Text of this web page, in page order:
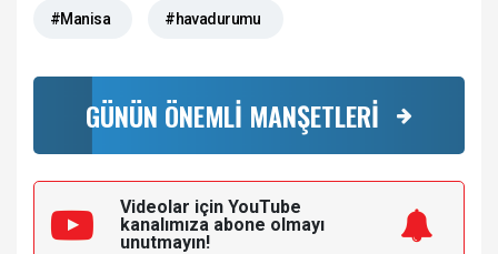
#Manisa #havadurumu
GÜNÜN ÖNEMLİ MANŞETLERİ
Videolar için YouTube
kanalımıza abone olmayı
unutmayın!